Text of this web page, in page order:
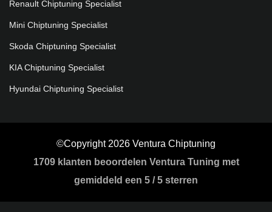
Renault Chiptuning Specialist
Mini Chiptuning Specialist
Skoda Chiptuning Specialist
KIA Chiptuning Specialist
Hyundai Chiptuning Specialist
©Copyright 2026 Ventura Chiptuning
1709klanten beoordelen Ventura Tuning met
gemiddeld een 5 /5 sterren